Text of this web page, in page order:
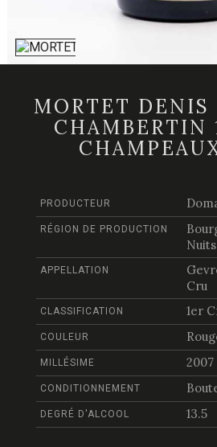
MORTET DENIS
CHAMBERTIN
PRODUCTEUR
RÉGION DE PRODUCTION
Nuits
APPELLATION
Cru
CLASSIFICATION 1er
COULEUR
MILLÉSIME 2007
CONDITIONNEMENT
DEGRÉ D'ALCOOL 13.5